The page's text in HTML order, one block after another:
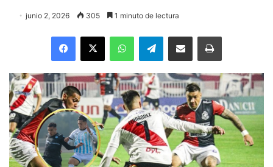
junio 2, 2026 305 1 minuto de lectura
Facebook
X WhatsAppTelegramEnviar vía email Imprimir